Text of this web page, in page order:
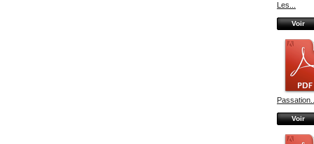
Les...
Voir
Voir